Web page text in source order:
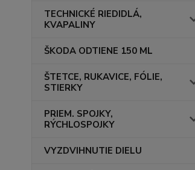
TECHNICKÉ RIEDIDLÁ,
KVAPALINY
ŠKODA ODTIENE 150 ML
ŠTETCE, RUKAVICE, FÓLIE,
STIERKY
PRIEM. SPOJKY,
RÝCHLOSPOJKY
VYZDVIHNUTIE DIELU